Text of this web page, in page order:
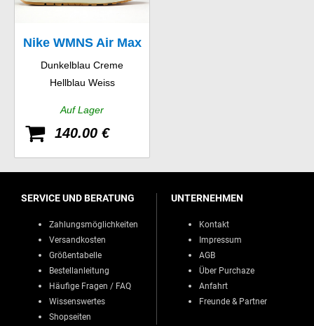
Nike WMNS Air Max
1 Print
Dunkelblau Creme
Hellblau Weiss
Auf Lager
140.00 €
SERVICE UND BERATUNG
Zahlungsmöglichkeiten
Versandkosten
Größentabelle
Bestellanleitung
Häufige Fragen / FAQ
Wissenswertes
Shopseiten
UNTERNEHMEN
Kontakt
Impressum
AGB
Über Purchaze
Anfahrt
Freunde & Partner